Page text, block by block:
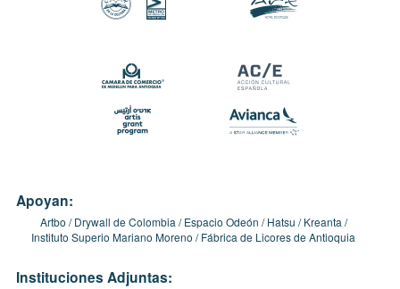
Apoyan:
Artbo Drywall de Colombia Espacio Odeón Hatsu
Kreanta
Instituto Superio Mariano Moreno
Fábrica de Licores de Antioquia
Instituciones Adjuntas: